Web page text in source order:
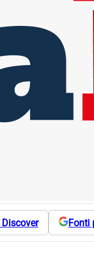
Discover Fonti